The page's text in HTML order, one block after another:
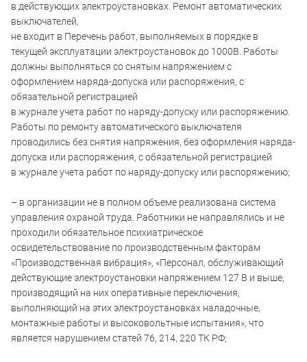
в действующих электроустановках. Ремонт автоматических
выключателей,
не входит в Перечень работ, выполняемых в порядке в
текущей эксплуатации электроустановок до 1000В. Работы
должны выполняться со снятым напряжением с
оформлением наряда-допуска или распоряжения, с
обязательной регистрацией
в журнале учета работ по наряду-допуску или распоряжению.
Работы по ремонту автоматического выключателя
проводились без снятия напряжения, без оформления наряда-
допуска или распоряжения, с обязательной регистрацией
в журнале учета работ по наряду-допуску или распоряжению;
– в организации не в полном объеме реализована система
управления охраной труда. Работники не направлялись и не
проходили обязательное психиатрическое
освидетельствование по производственным факторам
«Производственная вибрация», «Персонал, обслуживающий
действующие электроустановки напряжением 127 В и выше,
производящий на них оперативные переключения,
выполняющий на этих электроустановках наладочные,
монтажные работы и высоковольтные испытания», что
является нарушением статей 76, 214, 220 ТК РФ;